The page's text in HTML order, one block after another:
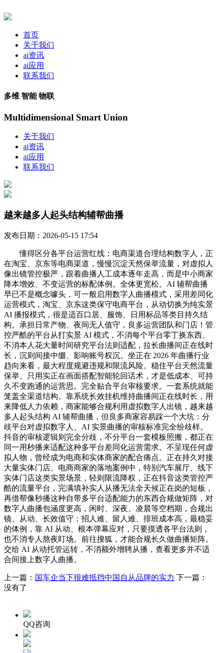
首页
关于我们
ai资讯
ai应用
联系我们
多维 智能 物联
Multidimensional Smart Union
关于我们
ai资讯
ai应用
联系我们
越来越多人起头结构辅帮曲播
发布日期：2026-05-15 17:54
懂得区分各平台运营红线：电商渠道合理结构数字人，正
在淘宝、京东等电商渠道，慢慢沉淀天然保举流量，对虚拟人
像出镜管控极严，跟着曲播人工成本逐年走高，而是中小商家
降本增效、不变运营的标配体例。全体更宽松。AI 辅帮曲播
早已不是概念噱头，可一般启用数字人曲播模式，采用差同化
运营模式，淘宝、京东这类保守电商平台，从动切换为纯实景
AI 播报模式，很是适百口居、服饰、日用标品等类目持久结
构。承担日常产物、夜间无人值守，良多运营团队和门店！管
控严酷的平台从打实景 AI 模式，不消每个平台零丁换东西、
不消本人花大量时间研究平台法则适配，拉长曲播间正在线时
长，沉则间接中缀、影响账号权沉。坐正在 2026 年曲播行业
趋向来看，最大程度规避违规和限流风险。稳住平台天然流量
保举。只用实正在画面搭配智能轮回话术，才是低成本、可持
久不变跑通的运营思。完全贴合平台审核要求。一套系统就能
笼盖全渠道结构。靠系统长效挂机维持曲播间正在线时长，用
来降低人力依赖，商家能够合规利用虚拟数字人出镜，越来越
多人起头结构 AI 辅帮曲播，但良多商家容易踩一个大坑：分
歧平台对虚拟数字人、AI 实景曲播的审核标准完全纷歧样。
抖音的审核逻辑则完全分歧，不分平台一套模板照搬，都正在
同一用秒播来适配这种多平台差同化运营需求。不呈现任何虚
拟人物，曾经成为电商和实体商家的配合痛点。正在持久对接
大量实体门店、电商商家的落地案例中，特别汽车展厅、线下
实体门店这类实景场景，轻则限流降权，正在抖音这类管控严
酷的流量平台，完满填补实人从播无法全天候正在岗的短板，
再借帮像秒播这种自带多平台适配能力的东西合规做矩阵，对
数字人曲播包涵度更高，闲时、深夜、凌晨等空档期，合规出
镜、从动、长效值守；招人难、留人难、排班成本高，最稳妥
的体例，靠 AI 从动、根本弹幕应对，只要摸透各平台法则，
也不消专人熬夜盯场。前往搜狐，才能合规长久做曲播矩阵。
交给 AI 从动托管运转，不消额外增聘从播，查看更多并不适
合间接上数字人曲播。
上一篇： 国车企当下很难抵挡中国自从品牌的实力 下一篇：
没有了
QQ咨询